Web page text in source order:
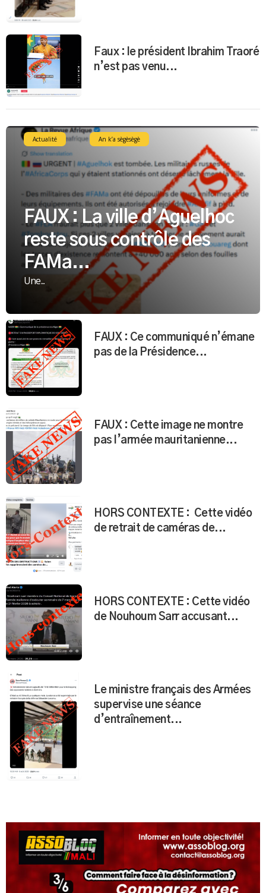
Faux : le président Ibrahim Traoré
n’est pas venu...
Actualité An k’a sègèsègè
FAUX : La ville d’Aguelhoc
reste sous contrôle des
FAMa...
Une...
FAUX : Ce communiqué n’émane
pas de la Présidence...
FAUX : Cette image ne montre
pas l’armée mauritanienne...
HORS CONTEXTE : Cette vidéo
de retrait de caméras de...
HORS CONTEXTE : Cette vidéo
de Nouhoum Sarr accusant...
Le ministre français des Armées
supervise une séance
d’entraînement...